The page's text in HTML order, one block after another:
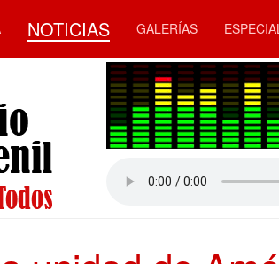
NOTICIAS GALERÍAS